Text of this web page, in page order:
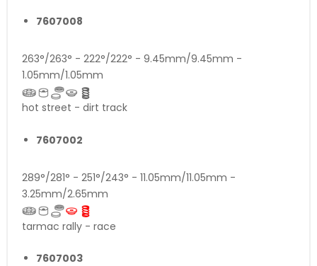
7607008
263°/263° - 222°/222° - 9.45mm/9.45mm -
1.05mm/1.05mm
hot street - dirt track
7607002
289°/281° - 251°/243° - 11.05mm/11.05mm -
3.25mm/2.65mm
tarmac rally - race
7607003